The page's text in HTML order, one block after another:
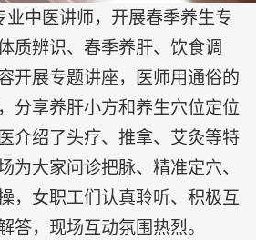
中医讲师，开展春季养生专
质辨识、春季养肝、饮食调
开展专题讲座，医师用通俗的
分享养肝小方和养生穴位定位
介绍了头疗、推拿、艾灸等特
为大家问诊把脉、精准定穴、
，女职工们认真聆听、积极互
答，现场互动氛围热烈。